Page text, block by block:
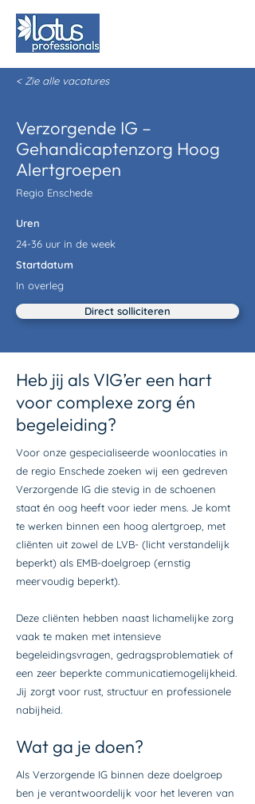
< Zie alle vacatures
Verzorgende IG –
Gehandicaptenzorg Hoog
Alertgroepen
Regio Enschede
Uren
24-36 uur in de week
Startdatum
In overleg
Direct solliciteren
Heb jij als VIG’er een hart
voor complexe zorg én
begeleiding?
Voor onze gespecialiseerde woonlocaties in
de regio Enschede zoeken wij een gedreven
Verzorgende IG die stevig in de schoenen
staat én oog heeft voor ieder mens. Je komt
te werken binnen een hoog alertgroep, met
cliënten uit zowel de LVB- (licht verstandelijk
beperkt) als EMB-doelgroep (ernstig
meervoudig beperkt).
Deze cliënten hebben naast lichamelijke zorg
vaak te maken met intensieve
begeleidingsvragen, gedragsproblematiek of
een zeer beperkte communicatiemogelijkheid.
Jij zorgt voor rust, structuur en professionele
nabijheid.
Wat ga je doen?
Als Verzorgende IG binnen deze doelgroep
ben je verantwoordelijk voor het leveren van